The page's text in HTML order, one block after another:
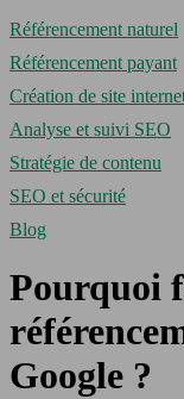
Référencement naturel
Référencement payant
Création de site
Analyse et suivi SEO
Stratégie de contenu
SEO et sécurité
Blog
Pourquoi
Google ?